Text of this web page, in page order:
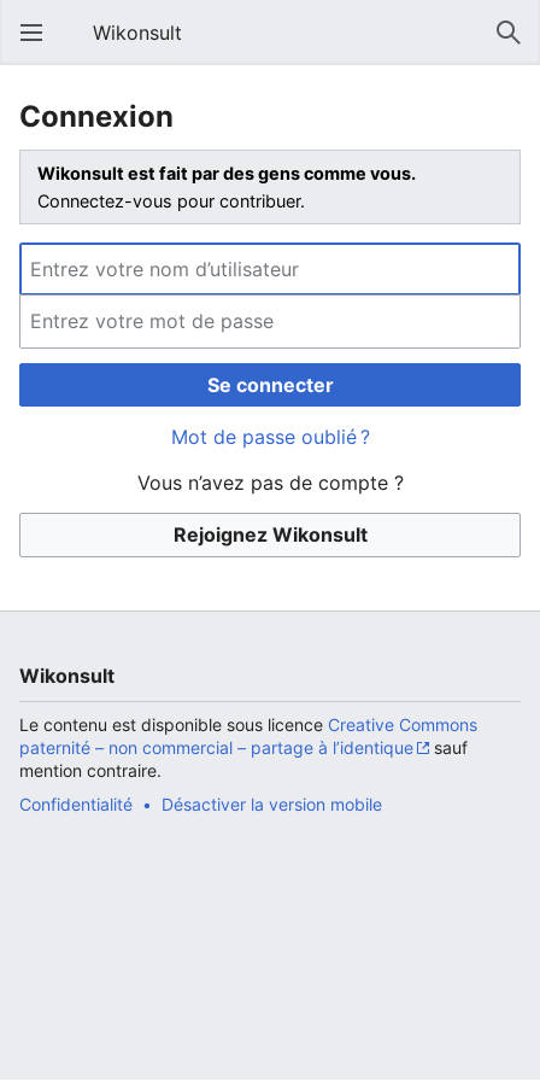
Wikonsult
Connexion
Wikonsult est fait par des gens comme vous.
Connectez-vous pour contribuer.
Se connecter
Mot de passe oublié ?
Vous n’avez pas de compte ?
Rejoignez Wikonsult
Wikonsult
Le contenu est disponible sous licence Creative Commons
paternité – non commercial – partage à l’identique
sauf
mention contraire.
Confidentialité
Désactiver la version mobile